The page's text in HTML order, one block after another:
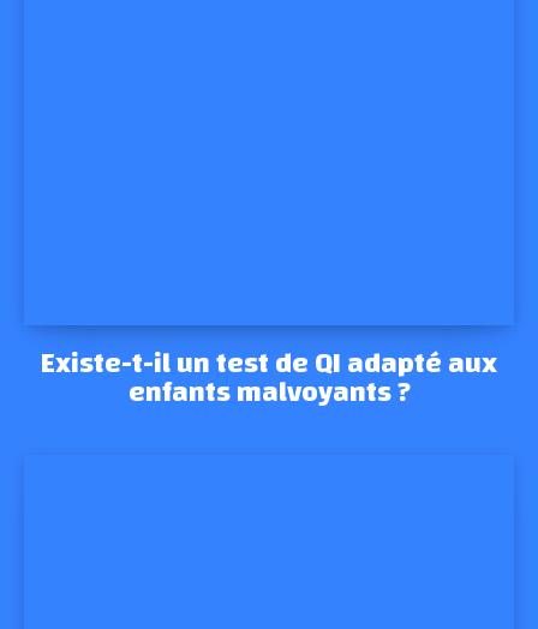
Existe-t-il un test de QI adapté aux
enfants malvoyants ?